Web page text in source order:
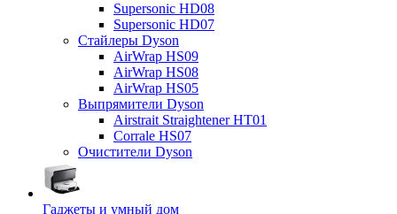
Supersonic HD08
Supersonic HD07
Стайлеры Dyson
AirWrap HS09
AirWrap HS08
AirWrap HS05
Выпрямители Dyson
Airstrait Straightener HT01
Corrale HS07
Очистители Dyson
Гаджеты и умный дом